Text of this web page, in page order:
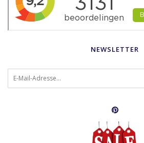
NEWSLETTER